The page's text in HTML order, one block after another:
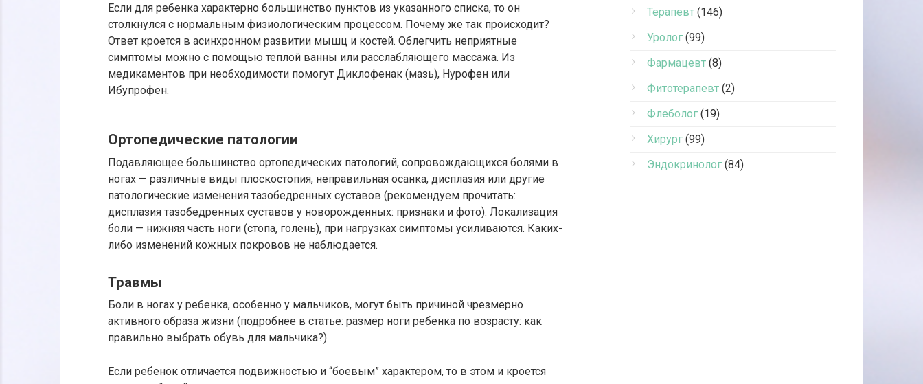
Если для ребенка характерно большинство пунктов из указанного списка, то он
столкнулся с нормальным физиологическим процессом. Почему же так происходит?
Ответ кроется в асинхронном развитии мышц и костей. Облегчить неприятные
симптомы можно с помощью теплой ванны или расслабляющего массажа. Из
медикаментов при необходимости помогут Диклофенак (мазь), Нурофен или
Ибупрофен.
Ортопедические патологии
Подавляющее большинство ортопедических патологий, сопровождающихся болями в
ногах — различные виды плоскостопия, неправильная осанка, дисплазия или другие
патологические изменения тазобедренных суставов (рекомендуем прочитать:
дисплазия тазобедренных суставов у новорожденных: признаки и фото). Локализация
боли — нижняя часть ноги (стопа, голень), при нагрузках симптомы усиливаются. Каких-
либо изменений кожных покровов не наблюдается.
Травмы
Боли в ногах у ребенка, особенно у мальчиков, могут быть причиной чрезмерно
активного образа жизни (подробнее в статье: размер ноги ребенка по возрасту: как
правильно выбрать обувь для мальчика?)
Если ребенок отличается подвижностью и “боевым” характером, то в этом и кроется
Терапевт (146)
Уролог (99)
Фармацевт (8)
Фитотерапевт (2)
Флеболог (19)
Хирург (99)
Эндокринолог (84)